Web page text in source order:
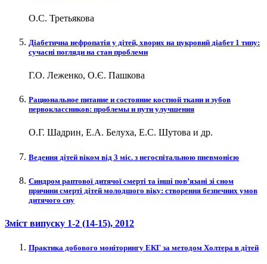
О.С. Третьякова
Діабетична нефропатія у дітей, хворих на цукровий діабет 1 типу:
сучасні погляди на стан проблеми
Г.О. Леженко, О.Є. Пашкова
Рациональное питание и состояние костной ткани и зубов
первоклассников: проблемы и пути улучшения
О.Г. Шадрин, Е.А. Белуха, Е.С. Шутова и др.
Ведення дітей віком від 3 міс. з негоспітальною пневмонією
Синдром раптової дитячої смерті та інші пов’язані зі сном
причини смерті дітей молодшого віку: створення безпечних умов
дитячого сну
Зміст випуску 1-2 (14-15), 2012
Практика добового моніторингу ЕКГ за методом Холтера в дітей